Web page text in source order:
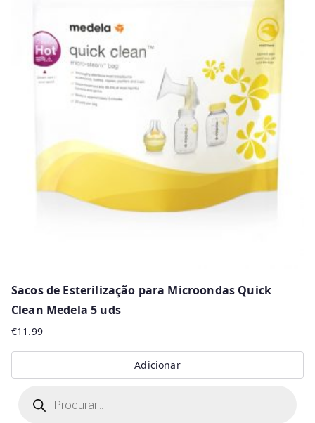
Sacos de Esterilização para Microondas Quick
Clean Medela 5 uds
€11.99
Adicionar